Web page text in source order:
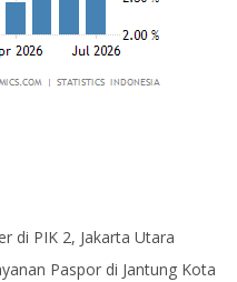
di PIK 2, Jakarta Utara
Paspor di Jantung Kota